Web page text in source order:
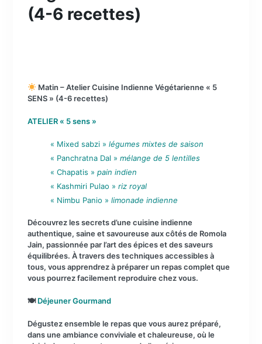
(4-6 recettes)
Matin – Atelier Cuisine Indienne Végétarienne « 5
SENS » (4-6 recettes)
ATELIER « 5 sens »
« Mixed sabzi »légumes mixtes de saison
« Panchratna Dal »mélange de 5 lentilles
« Chapatis »pain indien
« Kashmiri Pulao »riz royal
« Nimbu Panio »limonade indienne
Découvrez les secrets d’une cuisine indienne
authentique, saine et savoureuse aux côtés de Romola
Jain, passionnée par l’art des épices et des saveurs
équilibrées. À travers des techniques accessibles à
tous, vous apprendrez à préparer un repas complet que
vous pourrez facilement reproduire chez vous.
🍽Déjeuner Gourmand
Dégustez ensemble le repas que vous aurez préparé,
dans une ambiance conviviale et chaleureuse, où le